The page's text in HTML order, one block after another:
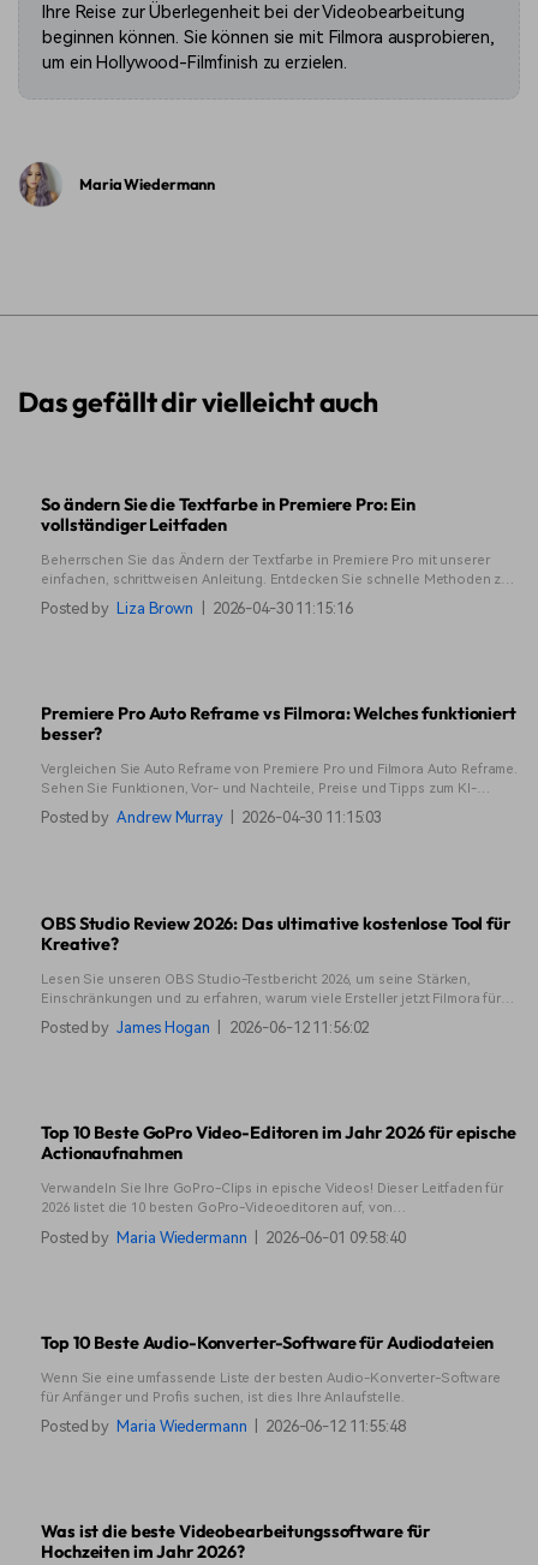
Ihre Reise zur Überlegenheit bei der Videobearbeitung
beginnen können. Sie können sie mit Filmora ausprobieren,
um ein Hollywood-Filmfinish zu erzielen.
Maria Wiedermann
Das gefällt dir vielleicht auch
So ändern Sie die Textfarbe in Premiere Pro: Ein
vollständiger Leitfaden
Beherrschen Sie das Ändern der Textfarbe in Premiere Pro mit unserer
einfachen, schrittweisen Anleitung. Entdecken Sie schnelle Methoden zur
Anpassung von Text und erkunden Sie effiziente alternative
Bearbeitungslösungen. Erhalten Sie lebendigen Text für Ihre Videos!
Posted by Liza Brown 2026-04-30 11:15:16
Premiere Pro Auto Reframe vs Filmora: Welches funktioniert
besser?
Vergleichen Sie Auto Reframe von Premiere Pro und Filmora Auto Reframe.
Sehen Sie Funktionen, Vor- und Nachteile, Preise und Tipps zum KI-
Videobeschnitt, um vertikale oder horizontale Videos schnell und effektiv
zu erstellen.
Posted by Andrew Murray 2026-04-30 11:15:03
OBS Studio Review 2026: Das ultimative kostenlose Tool für
Kreative?
Lesen Sie unseren OBS Studio-Testbericht 2026, um seine Stärken,
Einschränkungen und zu erfahren, warum viele Ersteller jetzt Filmora für
ein einfacheres All-in-One-Aufnahme- und Bearbeitungserlebnis wählen.
Posted by James Hogan 2026-06-12 11:56:02
Top 10 Beste GoPro Video-Editoren im Jahr 2026 für epische
Actionaufnahmen
Verwandeln Sie Ihre GoPro-Clips in epische Videos! Dieser Leitfaden für
2026 listet die 10 besten GoPro-Videoeditoren auf, von
einsteigerfreundlichen bis zu professionellen Tools. Finden Sie das
perfekte Werkzeug für Ihre Action-Videos.
Posted by Maria Wiedermann 2026-06-01 09:58:40
Top 10 Beste Audio-Konverter-Software für Audiodateien
Wenn Sie eine umfassende Liste der besten Audio-Konverter-Software
für Anfänger und Profis suchen, ist dies Ihre Anlaufstelle.
Posted by Maria Wiedermann 2026-06-12 11:55:48
Was ist die beste Videobearbeitungssoftware für
Hochzeiten im Jahr 2026?